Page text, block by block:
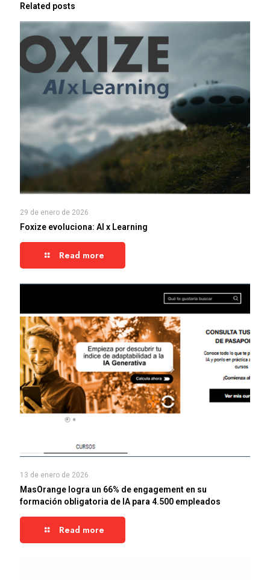
Related posts
29 de enero de 2026
Foxize evoluciona: AI x Learning
Read more
13 de enero de 2026
MasOrange logra un 66% de engagement en su
formación obligatoria de IA para 4.500 empleados
Read more